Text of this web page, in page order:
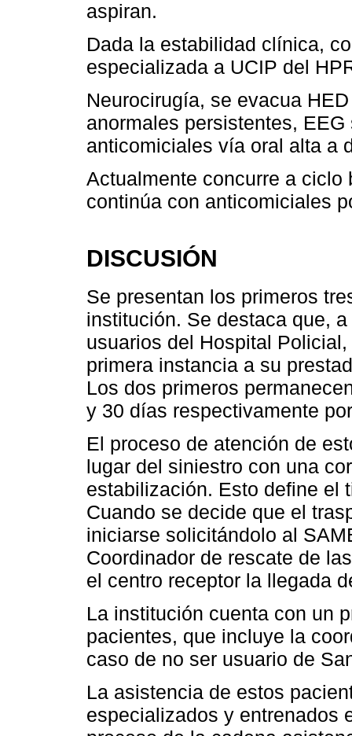
aspiran.
Dada la estabilidad clínica,
especializada a UCIP del
Neurocirugía, se evacua
anormales persistentes,
anticomiciales vía oral alta a
Actualmente concurre a
continúa con anticomiciales
DISCUSIÓN
Se presentan los primeros
institución. Se destaca que,
usuarios del Hospital
primera instancia a su
Los dos primeros
y 30 días respectivamente
El proceso de atención de
lugar del siniestro con una
estabilización. Esto define el
Cuando se decide que el
iniciarse solicitándolo al
Coordinador de rescate de
el centro receptor la llegada
La institución cuenta con un
pacientes, que incluye la
caso de no ser usuario de
La asistencia de estos
especializados y entrenados